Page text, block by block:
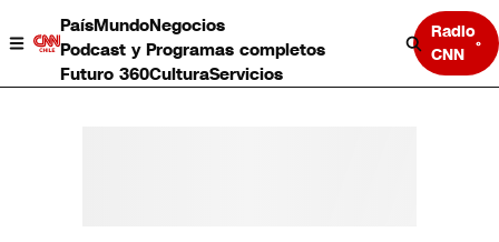
PaísMundoNegocios
Podcast y Programas completos
Futuro 360CulturaServicios
Radio
CNN